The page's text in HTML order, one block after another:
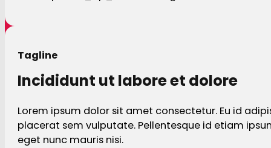
Tagline
Incididunt ut labore et dolore
Lorem ipsum dolor sit amet consectetur. Eu id
placerat sem vulputate. Pellentesque id etiam
eget nunc mauris nisi.